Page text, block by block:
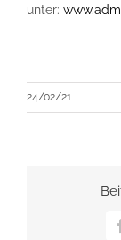
unter:
24/02/21